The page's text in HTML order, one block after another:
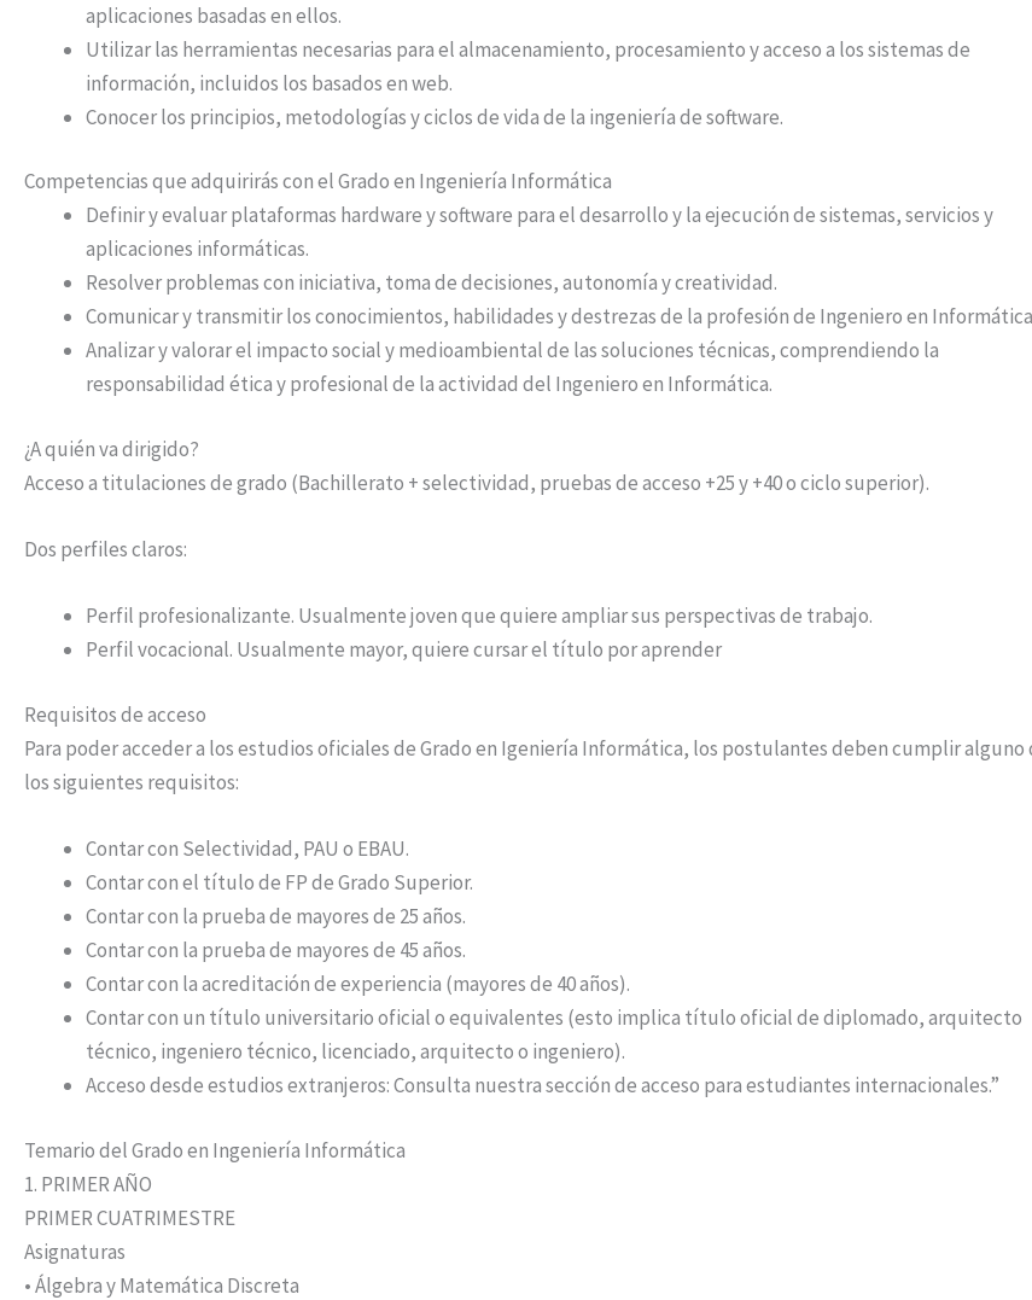
aplicaciones basadas en ellos.
Utilizar las herramientas necesarias para el almacenamiento, procesamiento y acceso a los sistemas de
información, incluidos los basados en web.
Conocer los principios, metodologías y ciclos de vida de la ingeniería de software.
Competencias que adquirirás con el Grado en Ingeniería Informática
Definir y evaluar plataformas hardware y software para el desarrollo y la ejecución de sistemas, servicios y
aplicaciones informáticas.
Resolver problemas con iniciativa, toma de decisiones, autonomía y creatividad.
Comunicar y transmitir los conocimientos, habilidades y destrezas de la profesión de Ingeniero en
Analizar y valorar el impacto social y medioambiental de las soluciones técnicas, comprendiendo la
responsabilidad ética y profesional de la actividad del Ingeniero en Informática.
¿A quién va dirigido?
Acceso a titulaciones de grado (Bachillerato + selectividad, pruebas de acceso +25 y +40 o ciclo superior).​
Dos perfiles claros:​
Perfil profesionalizante. Usualmente joven que quiere ampliar sus perspectivas de trabajo.​
Perfil vocacional. Usualmente mayor, quiere cursar el título por aprender
Requisitos de acceso
Para poder acceder a los estudios oficiales de Grado en Igeniería Informática, los postulantes deben cumplir alguno
los siguientes requisitos:
Contar con Selectividad, PAU o EBAU.
Contar con el título de FP de Grado Superior.
Contar con la prueba de mayores de 25 años.
Contar con la prueba de mayores de 45 años.
Contar con la acreditación de experiencia (mayores de 40 años).
Contar con un título universitario oficial o equivalentes (esto implica título oficial de diplomado, arquitecto
técnico, ingeniero técnico, licenciado, arquitecto o ingeniero).
Acceso desde estudios extranjeros: Consulta nuestra sección de acceso para estudiantes internacionales.”
Temario del Grado en Ingeniería Informática
1. PRIMER AÑO
PRIMER CUATRIMESTRE
Asignaturas
• Álgebra y Matemática Discreta